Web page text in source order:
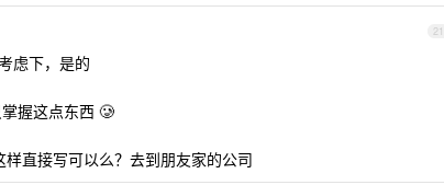
21
虑下，是的
握这点东西 🥲
直接写可以么？去到朋友家的公司